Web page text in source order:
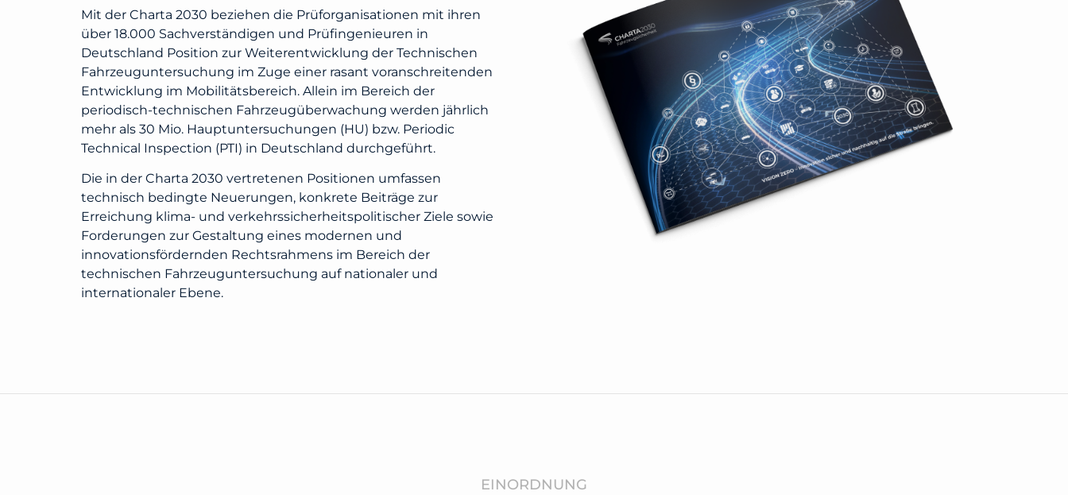
Mit der Charta 2030 beziehen die Prüforganisationen mit ihren
über 18.000 Sachverständigen und Prüfingenieuren in
Deutschland Position zur Weiterentwicklung der Technischen
Fahrzeuguntersuchung im Zuge einer rasant voranschreitenden
Entwicklung im Mobilitätsbereich. Allein im Bereich der
periodisch-technischen Fahrzeugüberwachung werden jährlich
mehr als 30 Mio. Hauptuntersuchungen (HU) bzw. Periodic
Technical Inspection (PTI) in Deutschland durchgeführt.
Die in der Charta 2030 vertretenen Positionen umfassen
technisch bedingte Neuerungen, konkrete Beiträge zur
Erreichung klima- und verkehrssicherheitspolitischer Ziele sowie
Forderungen zur Gestaltung eines modernen und
innovationsfördernden Rechtsrahmens im Bereich der
technischen Fahrzeuguntersuchung auf nationaler und
internationaler Ebene.
EINORDNUNG